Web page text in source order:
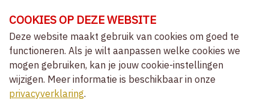
links
over
Spring
naar
de
navigatie
OVER VVCEPC
OVER VVCEPC
VISIE EN MISSIE
COOKIES OP DEZE WEBSITE
Deze website maakt gebruik van cookies om goed te
functioneren. Als je wilt aanpassen welke cookies we
mogen gebruiken, kan je jouw cookie-instellingen
wijzigen. Meer informatie is beschikbaar in onze
privacyverklaring.